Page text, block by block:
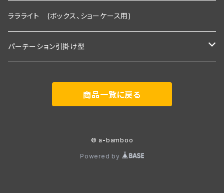
3段セット
３段セット＋トップライト付き
２段タイプ 埋込照明付き棚板×2枚＋棚板
３段タイプ 埋込照明付き棚板×３枚＋棚板
Ｒシリーズ 30ｃｍ板・埋込タイプ
２段タイプ 埋込照明付き棚板×2枚＋棚板
Ｓシリーズ 30ｃｍ板・置くピカタイプ
３段タイプ 埋込照明付き棚板×３枚＋棚板
２段タイプ 埋込照明付き棚板×2枚＋棚板
Ｐシリーズ 30ｃｍ板・置くピカタイプ
Ｐシリーズ 30ｃｍ板・埋込タイプ
Rシリーズ 【既存】タイプ
2段用タイプ
Rシリーズ 【新規】30ｃｍ板・埋込タイプ
3段用タイプ 埋込照明付き棚板×3枚＋棚板
Ｓシリーズ 【新規】30ｃｍ板・埋込タイプ
ララライト (ボックス、ショーケース用)
パーテーション引掛け型
展示会向け 2400ｍｍタイプ(照明付き棚板3枚付き)
事務所用 900ｍｍタイプ(棚板2枚付き)
商品一覧に戻る
© a-bamboo
Powered by